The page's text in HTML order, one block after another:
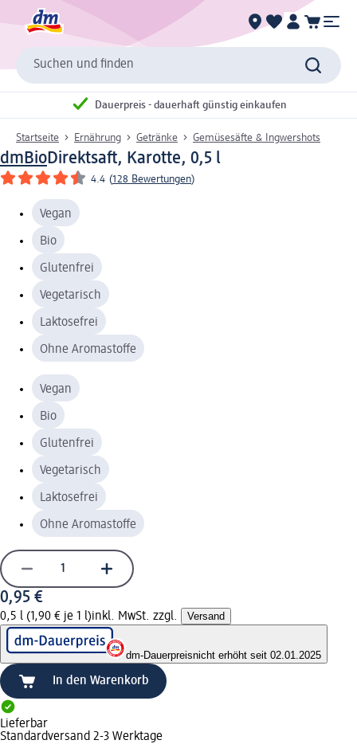
Suchen und finden
Dauerpreis - dauerhaft günstig einkaufen
Startseite Ernährung Getränke Gemüsesäfte & Ingwershots
dmBioDirektsaft, Karotte, 0,5 l
4.4 (128 Bewertungen)
Vegan
Bio
Glutenfrei
Vegetarisch
Laktosefrei
Ohne Aromastoffe
Vegan
Bio
Glutenfrei
Vegetarisch
Laktosefrei
Ohne Aromastoffe
0,95 €
0,5 l (1,90 € je 1 l)inkl. MwSt. zzgl. Versand
dm-Dauerpreisnicht erhöht seit 02.01.2025
In den Warenkorb
Lieferbar
Standardversand 2-3 Werktage